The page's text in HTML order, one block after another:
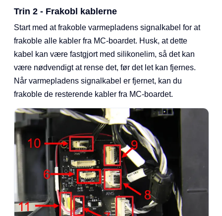
Trin 2 - Frakobl kablerne
Start med at frakoble varmepladens signalkabel for at
frakoble alle kabler fra MC-boardet. Husk, at dette
kabel kan være fastgjort med silikonelim, så det kan
være nødvendigt at rense det, før det let kan fjernes.
Når varmepladens signalkabel er fjernet, kan du
frakoble de resterende kabler fra MC-boardet.